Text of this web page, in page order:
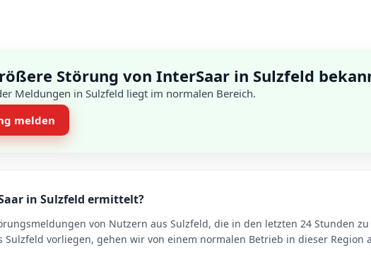
Störung von InterSaar in Sulzfeld
Meldungen in Sulzfeld liegt im normalen Bereich.
melden
in Sulzfeld ermittelt?
von Nutzern aus Sulzfeld, die in den letzten 24 Stunden
vorliegen, gehen wir von einem normalen Betrieb in dieser Region